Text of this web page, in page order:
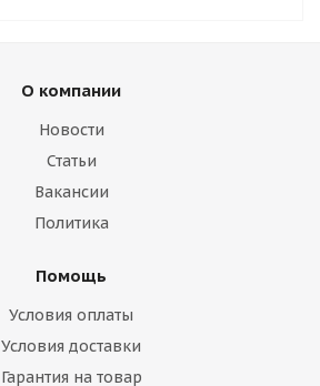
О компании
Новости
Статьи
Вакансии
Политика
Помощь
Условия оплаты
Условия доставки
Гарантия на товар